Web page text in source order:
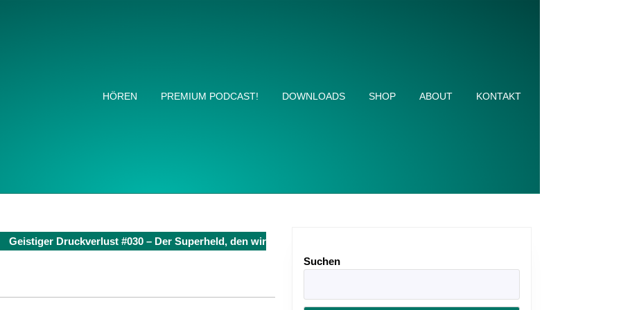
HÖREN PREMIUM PODCAST! DOWNLOADS SHOP ABOUT KONTAKT
Geistiger Druckverlust #030 – Der Superheld, den wir
Suchen